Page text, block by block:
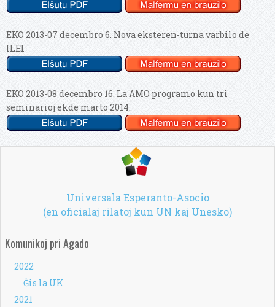
EKO 2013-07 decembro 6. Nova eksteren-turna varbilo de
ILEI
EKO 2013-08 decembro 16. La AMO programo kun tri
seminarioj ekde marto 2014.
Universala Esperanto-Asocio
(en oficialaj rilatoj kun UN kaj Unesko)
Komunikoj pri Agado
2022
Ĝis la UK
2021